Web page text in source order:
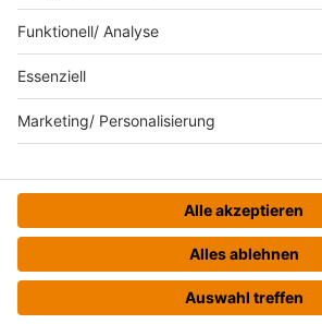
© bigFM - Eine Marke der
Co. KG